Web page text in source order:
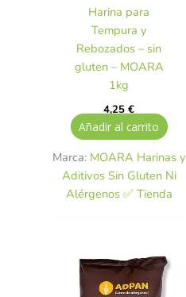
Harina para
Tempura y
Rebozados – sin
gluten – MOARA
1kg
4,25€
Añadir al carrito
Marca: MOARA Harinas y
Aditivos Sin Gluten Ni
Alérgenos ✅ Tienda